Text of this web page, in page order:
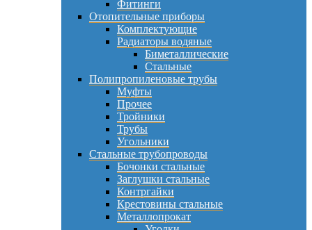
Фитинги
Отопительные приборы
Комплектующие
Радиаторы водяные
Биметаллические
Стальные
Полипропиленовые трубы
Муфты
Прочее
Тройники
Трубы
Угольники
Стальные трубопроводы
Бочонки стальные
Заглушки стальные
Контргайки
Крестовины стальные
Металлопрокат